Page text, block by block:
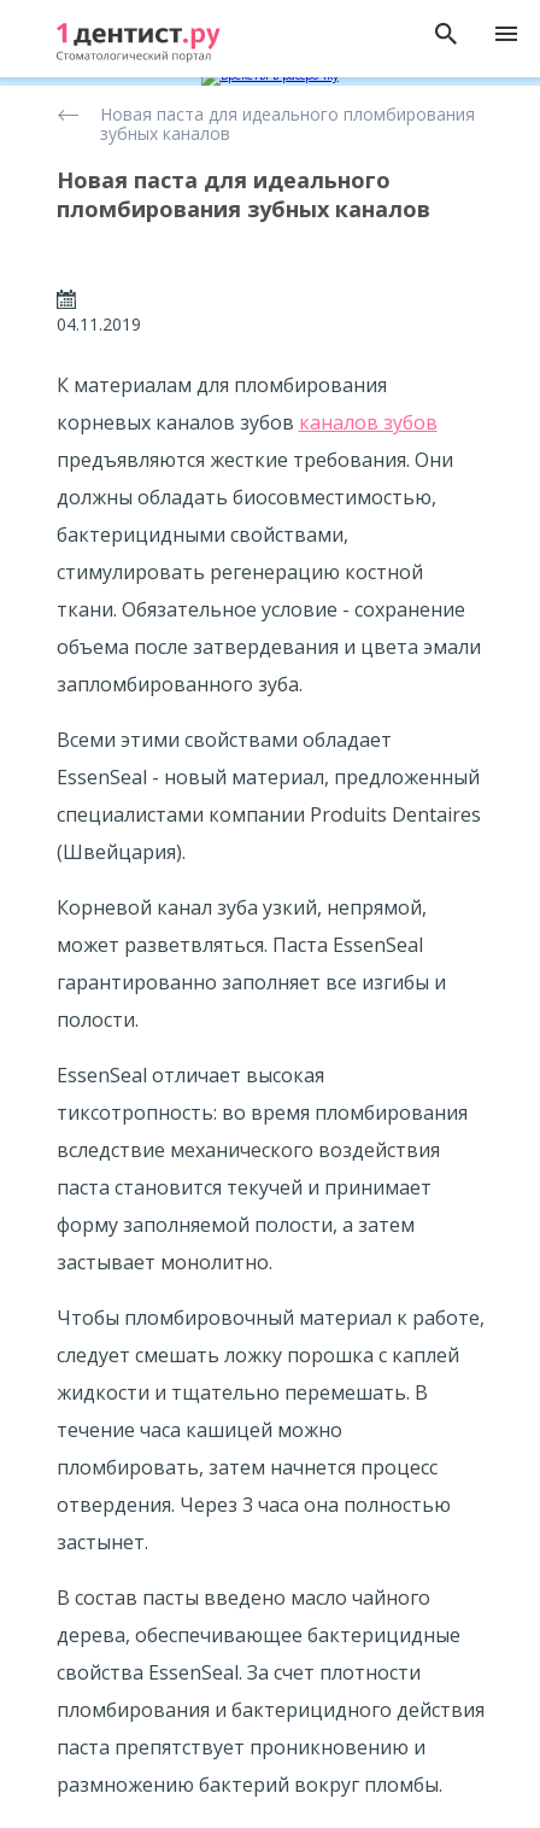
Новая паста для идеального пломбирования
зубных каналов
Новая паста для идеального
пломбирования зубных каналов
04.11.2019
К материалам для пломбирования
корневых каналов зубов каналов зубов
предъявляются жесткие требования. Они
должны обладать биосовместимостью,
бактерицидными свойствами,
стимулировать регенерацию костной
ткани. Обязательное условие - сохранение
объема после затвердевания и цвета эмали
запломбированного зуба.
Всеми этими свойствами обладает
EssenSeal - новый материал, предложенный
специалистами компании Produits Dentaires
(Швейцария).
Корневой канал зуба узкий, непрямой,
может разветвляться. Паста EssenSeal
гарантированно заполняет все изгибы и
полости.
EssenSeal отличает высокая
тиксотропность: во время пломбирования
вследствие механического воздействия
паста становится текучей и принимает
форму заполняемой полости, а затем
застывает монолитно.
Чтобы пломбировочный материал к работе,
следует смешать ложку порошка с каплей
жидкости и тщательно перемешать. В
течение часа кашицей можно
пломбировать, затем начнется процесс
отвердения. Через 3 часа она полностью
застынет.
В состав пасты введено масло чайного
дерева, обеспечивающее бактерицидные
свойства EssenSeal. За счет плотности
пломбирования и бактерицидного действия
паста препятствует проникновению и
размножению бактерий вокруг пломбы.